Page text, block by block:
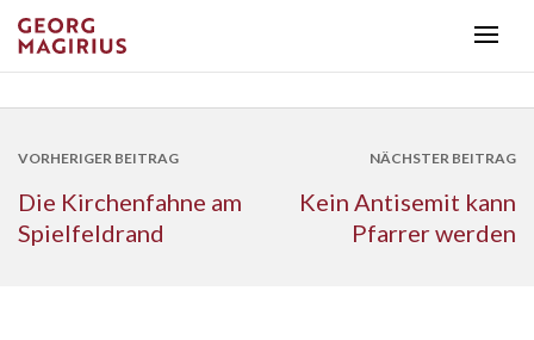
VORHERIGER BEITRAG
Die Kirchenfahne am
Spielfeldrand
NÄCHSTER BEITRAG
Kein Antisemit kann
Pfarrer werden